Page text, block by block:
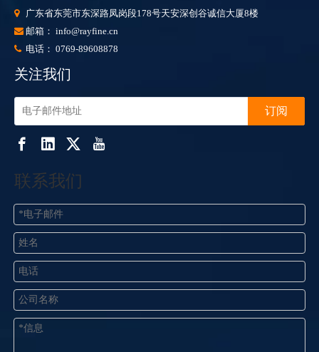
 广东省东莞市东深路凤岗段178号天安深创谷诚信大厦8楼
 邮箱： info@rayfine.cn
 电话： 0769-89608878
关注我们
订阅
联系我们